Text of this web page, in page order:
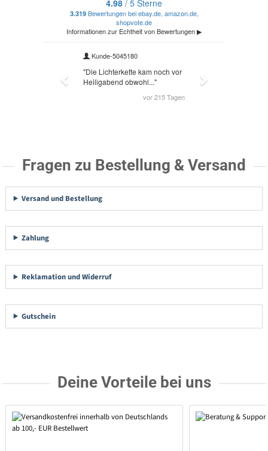
Fragen zu Bestellung & Versand
Versand und Bestellung
Zahlung
Reklamation und Widerruf
Gutschein
Deine Vorteile bei uns